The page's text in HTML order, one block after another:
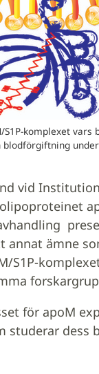
komplexet vars
vid
ämne
S1P-
för apoM
studerar